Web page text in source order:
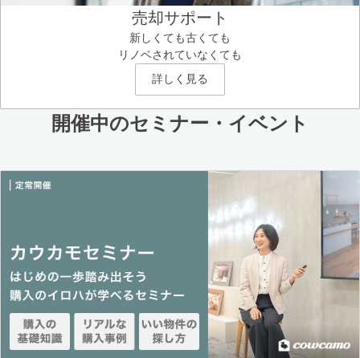
売却サポート
新しくても古くても
リノベされていなくても
詳しく見る
開催中のセミナー・イベント